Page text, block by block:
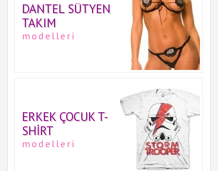
DANTEL SÜTYEN
TAKIM
modelleri
ERKEK ÇOCUK T-
SHIRT
modelleri